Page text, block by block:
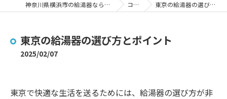
神奈川県横浜市の給湯器ならハッピーホームズ コラム 東京の給湯器の選び方とポイント
東京の給湯器の選び方とポイント
2025/02/07
東京で快適な生活を送るためには、給湯器の選び方が非